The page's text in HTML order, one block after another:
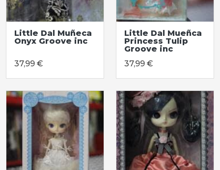
Little Dal Muñeca
Onyx Groove inc
37,99 €
Little Dal Mueñca
Princess Tulip
Groove inc
37,99 €